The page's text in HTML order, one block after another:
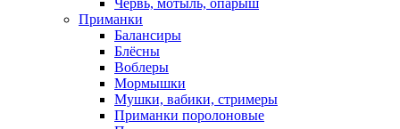
Червь, мотыль, опарыш
Приманки
Балансиры
Блёсны
Воблеры
Мормышки
Мушки, вабики, стримеры
Приманки поролоновые